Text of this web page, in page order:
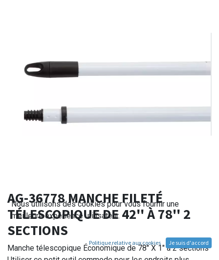
AG-36778 MANCHE FILETÉ
TÉLESCOPIQUE DE 42'' À 78'' 2
SECTIONS
Manche télescopique Économique de 78" X 1" à 2 sections
Nous utilisons des cookies pour vous fournir une
meilleure expérience utilisateur.
Politique relative aux cookies Je suis d'accord